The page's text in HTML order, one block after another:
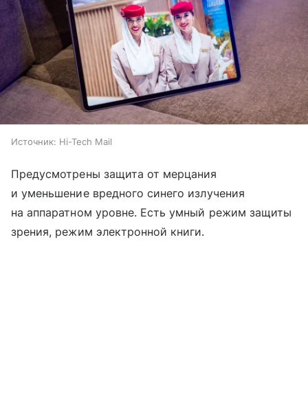
Источник: Hi-Tech Mail
Предусмотрены защита от мерцания
и уменьшение вредного синего излучения
на аппаратном уровне. Есть умный режим защиты
зрения, режим электронной книги.